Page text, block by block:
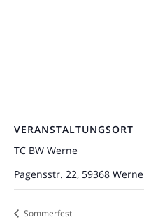
VERANSTALTUNGSORT
TC BW Werne
Pagensstr. 22, 59368 Werne
Sommerfest